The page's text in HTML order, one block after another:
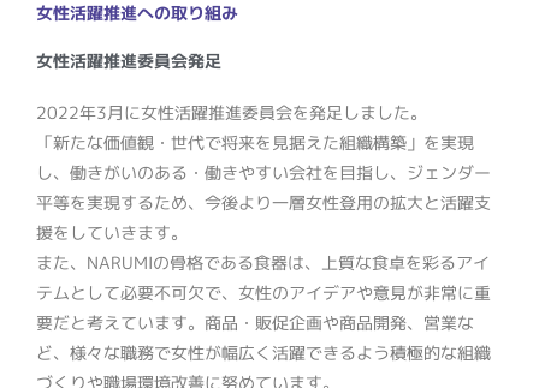
女性活躍推進への取り組み
女性活躍推進委員会発足
2022年3月に女性活躍推進委員会を発足しました。
「新たな価値観・世代で将来を見据えた組織構築」を実現
し、働きがいのある・働きやすい会社を目指し、ジェンダー
平等を実現するため、今後より一層女性登用の拡大と活躍支
援をしていきます。
また、NARUMIの骨格である食器は、上質な食卓を彩るアイ
テムとして必要不可欠で、女性のアイデアや意見が非常に重
要だと考えています。商品・販促企画や商品開発、営業な
ど、様々な職務で女性が幅広く活躍できるよう積極的な組織
づくりや職場環境改善に努めています。